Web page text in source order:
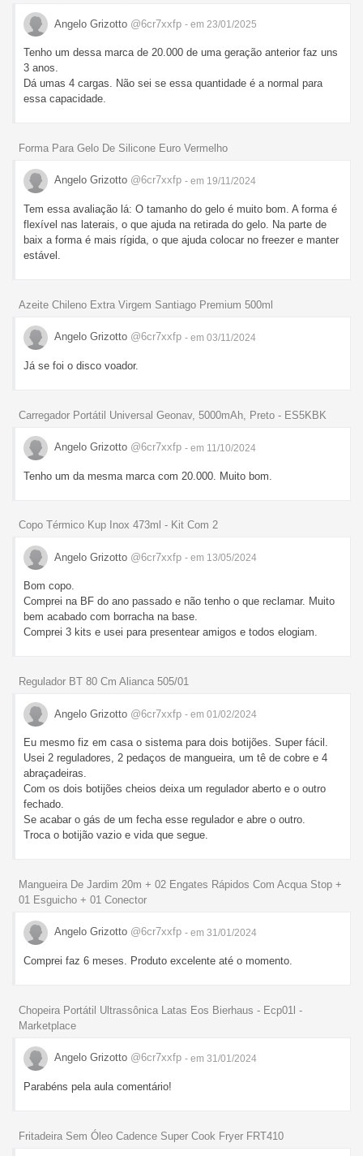
Angelo Grizotto @6cr7xxfp - em 23/01/2025
Tenho um dessa marca de 20.000 de uma geração anterior faz uns
3 anos.
Dá umas 4 cargas. Não sei se essa quantidade é a normal para
essa capacidade.
Forma Para Gelo De Silicone Euro Vermelho
Angelo Grizotto @6cr7xxfp - em 19/11/2024
Tem essa avaliação lá: O tamanho do gelo é muito bom. A forma é
flexível nas laterais, o que ajuda na retirada do gelo. Na parte de
baix a forma é mais rígida, o que ajuda colocar no freezer e manter
estável.
Azeite Chileno Extra Virgem Santiago Premium 500ml
Angelo Grizotto @6cr7xxfp - em 03/11/2024
Já se foi o disco voador.
Carregador Portátil Universal Geonav, 5000mAh, Preto - ES5KBK
Angelo Grizotto @6cr7xxfp - em 11/10/2024
Tenho um da mesma marca com 20.000. Muito bom.
Copo Térmico Kup Inox 473ml - Kit Com 2
Angelo Grizotto @6cr7xxfp - em 13/05/2024
Bom copo.
Comprei na BF do ano passado e não tenho o que reclamar. Muito
bem acabado com borracha na base.
Comprei 3 kits e usei para presentear amigos e todos elogiam.
Regulador BT 80 Cm Alianca 505/01
Angelo Grizotto @6cr7xxfp - em 01/02/2024
Eu mesmo fiz em casa o sistema para dois botijões. Super fácil.
Usei 2 reguladores, 2 pedaços de mangueira, um tê de cobre e 4
abraçadeiras.
Com os dois botijões cheios deixa um regulador aberto e o outro
fechado.
Se acabar o gás de um fecha esse regulador e abre o outro.
Troca o botijão vazio e vida que segue.
Mangueira De Jardim 20m + 02 Engates Rápidos Com Acqua Stop +
01 Esguicho + 01 Conector
Angelo Grizotto @6cr7xxfp - em 31/01/2024
Comprei faz 6 meses. Produto excelente até o momento.
Chopeira Portátil Ultrassônica Latas Eos Bierhaus - Ecp01l -
Marketplace
Angelo Grizotto @6cr7xxfp - em 31/01/2024
Parabéns pela aula comentário!
Fritadeira Sem Óleo Cadence Super Cook Fryer FRT410